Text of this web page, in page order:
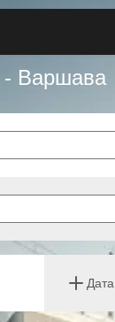
- Варшава